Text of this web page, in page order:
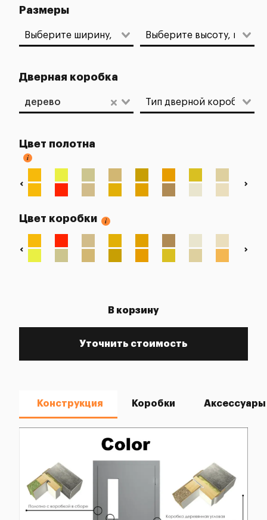
Размеры
Дверная коробка
дерево
Цвет полотна
Цвет коробки
В корзину
Уточнить стоимость
Конструкция Коробки Аксессуары